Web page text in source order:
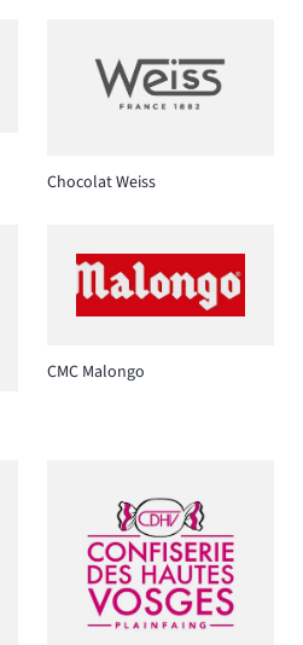
Chocolat Weiss
CMC Malongo